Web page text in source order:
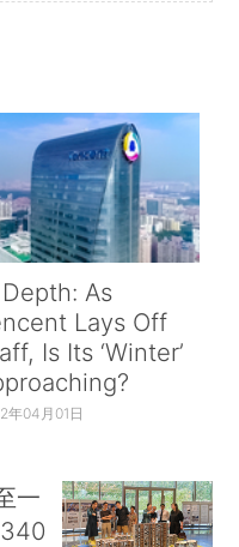
As
Lays Off
Is Its ‘Winter’
年04月01日
一